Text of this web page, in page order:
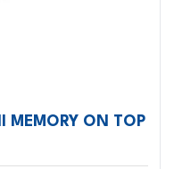
ON TOP